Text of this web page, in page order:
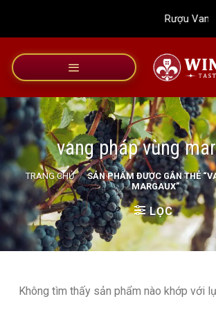
dung
Rượu Vang
vang pháp vùng
TRANG CHỦ / SẢN PHẨM ĐƯỢC GẮN THẺ
MARGAUX”
LỌC
Không tìm thấy sản phẩm nào khớp với